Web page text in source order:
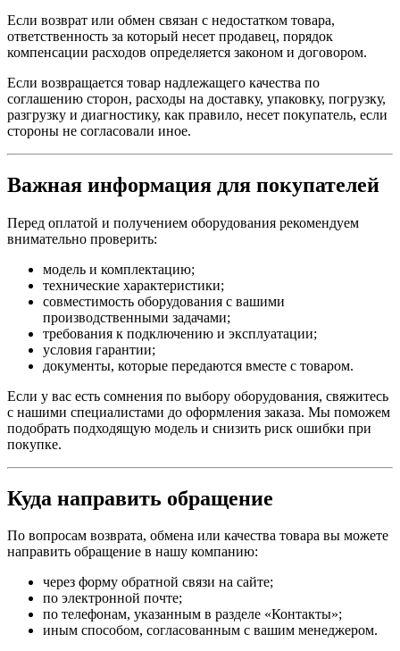
Если возврат или обмен связан с недостатком товара,
ответственность за который несет продавец, порядок
компенсации расходов определяется законом и договором.
Если возвращается товар надлежащего качества по
соглашению сторон, расходы на доставку, упаковку, погрузку,
разгрузку и диагностику, как правило, несет покупатель, если
стороны не согласовали иное.
Важная информация для покупателей
Перед оплатой и получением оборудования рекомендуем
внимательно проверить:
модель и комплектацию;
технические характеристики;
совместимость оборудования с вашими
производственными задачами;
требования к подключению и эксплуатации;
условия гарантии;
документы, которые передаются вместе с товаром.
Если у вас есть сомнения по выбору оборудования, свяжитесь
с нашими специалистами до оформления заказа. Мы поможем
подобрать подходящую модель и снизить риск ошибки при
покупке.
Куда направить обращение
По вопросам возврата, обмена или качества товара вы можете
направить обращение в нашу компанию:
через форму обратной связи на сайте;
по электронной почте;
по телефонам, указанным в разделе «Контакты»;
иным способом, согласованным с вашим менеджером.